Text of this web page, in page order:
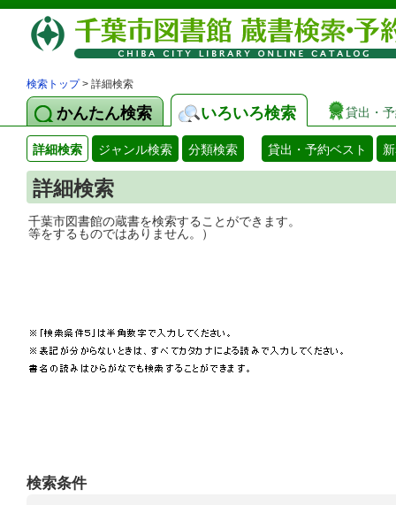
検索トップ> 詳細検索
かんたん検索 いろいろ検索 貸出・
詳細検索 ジャンル検索 分類検索 貸出・予約ベスト
詳細検索
千葉市図書館の蔵書を検索することがで
等をするものではありません。）
検索条件